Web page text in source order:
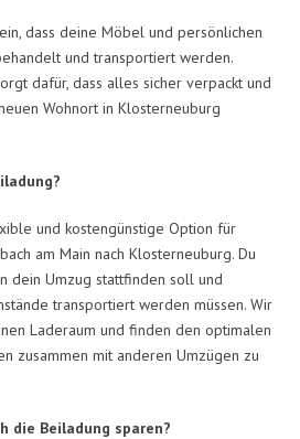
dass deine Möbel und persönlichen
und transportiert werden.
dafür, dass alles sicher verpackt und
Wohnort in Klosterneuburg
und kostengünstige Option für
am Main nach Klosterneuburg. Du
dein Umzug stattfinden soll und
transportiert werden müssen. Wir
Laderaum und finden den optimalen
zusammen mit anderen Umzügen zu
die Beiladung sparen?